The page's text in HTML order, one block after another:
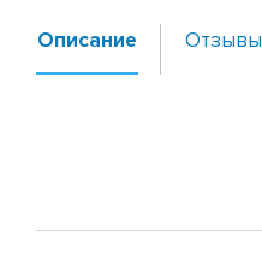
Описание Отзывы